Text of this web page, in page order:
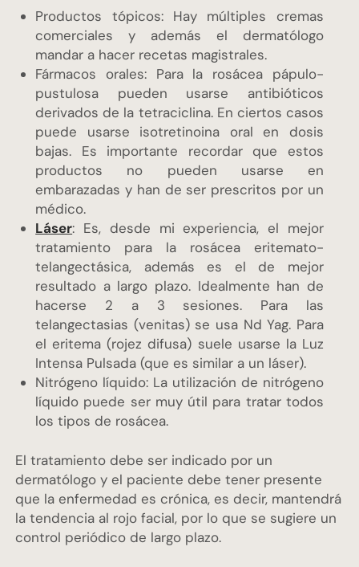
Productos tópicos: Hay múltiples cremas
comerciales y además el dermatólogo
mandar a hacer recetas magistrales.
Fármacos orales: Para la rosácea pápulo-
pustulosa pueden usarse antibióticos
derivados de la tetraciclina. En ciertos casos
puede usarse isotretinoina oral en dosis
bajas. Es importante recordar que estos
productos no pueden usarse en
embarazadas y han de ser prescritos por un
médico.
Láser: Es, desde mi experiencia, el mejor
tratamiento para la rosácea eritemato-
telangectásica, además es el de mejor
resultado a largo plazo. Idealmente han de
hacerse 2 a 3 sesiones. Para las
telangectasias (venitas) se usa Nd Yag. Para
el eritema (rojez difusa) suele usarse la Luz
Intensa Pulsada (que es similar a un láser).
Nitrógeno líquido: La utilización de nitrógeno
líquido puede ser muy útil para tratar todos
los tipos de rosácea.
El tratamiento debe ser indicado por un
dermatólogo y el paciente debe tener presente
que la enfermedad es crónica, es decir, mantendrá
la tendencia al rojo facial, por lo que se sugiere un
control periódico de largo plazo.